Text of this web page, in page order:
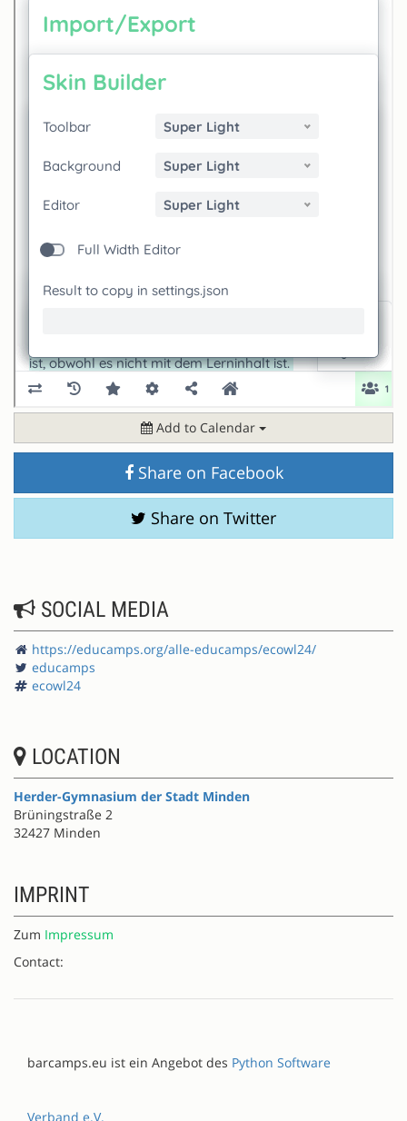
Add to Calendar
Share on Facebook
Share on Twitter
SOCIAL MEDIA
https://educamps.org/alle-educamps/ecowl24/
educamps
ecowl24
LOCATION
Herder-Gymnasium der Stadt Minden
Brüningstraße 2
32427 Minden
IMPRINT
Zum Impressum
Contact:
barcamps.eu ist ein Angebot des Python Software
Verband e.V.